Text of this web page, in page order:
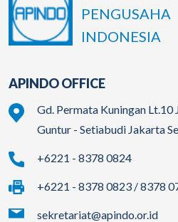
PENGUSAHA
INDONESIA
APINDO OFFICE
Gd. Permata Kuningan Lt.10
Guntur - Setiabudi Jakarta
+6221 - 8378 0824
+6221 - 8378 0823 / 8378
sekretariat@apindo.or.id